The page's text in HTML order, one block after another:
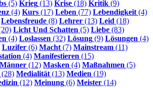
(5) Krieg (13) Krise (18) Kritik (9)
(4) Kurs (17) Leben (77) Lebendigkeit (4)
Lebensfreude (8) Lehrer (13) Leid (18)
Licht Und Schatten (5) Liebe (83)
(4) Loslassen (32) Lösung (9) Lösungen (4)
Luzifer (6) Macht (7) Mainstream (11)
(4) Manifestieren (15)
Männer (12) Masken (4) Maßnahmen (5)
(28) Medialität (13) Medien (19)
(12) Meinung (6) Meister (14)